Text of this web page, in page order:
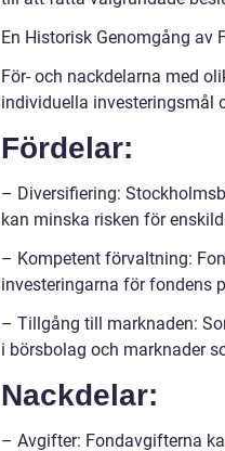
En Historisk Genomgång av
För- och nackdelarna med
individuella investeringsmål
Fördelar:
– Diversifiering:
kan minska risken för
– Kompetent förvaltning:
investeringarna för fondens
– Tillgång till marknaden:
i börsbolag och marknader
Nackdelar:
– Avgifter: Fondavgifterna